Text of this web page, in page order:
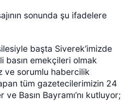
sonunda şu ifadelere
başta Siverek’imizde
basın emekçileri olmak
ve sorumlu habercilik
tüm gazetecilerimizin 24
Basın Bayramı’nı kutluyor;